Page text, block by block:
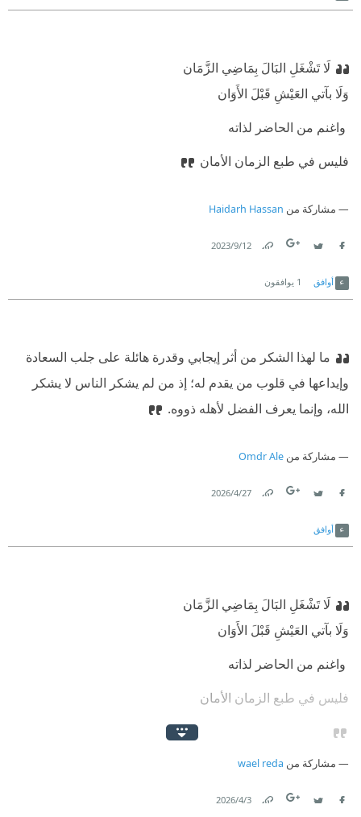
لَا تَشْغَلِ البَالَ بِمَاضِي الزَّمَان
‫وَلَا بآتي العَيْشِ قَبْلَ الأَوَان
‫ واغنم من الحاضر لذاته
‫فليس في طبع الزمان الأمان
مشاركة من Haidarh Hassan
12‏/9‏/2023
أوافق 1 يوافقون
ما لهذا الشكر من أثر إيجابي وقدرة هائلة على جلب السعادة
وإيداعها في قلوب من يقدم له؛ إذ من لم يشكر الناس لا يشكر
الله، وإنما يعرف الفضل لأهله ذووه.‏
مشاركة من Omdr Ale
27‏/4‏/2026
أوافق
لَا تَشْغَلِ البَالَ بِمَاضِي الزَّمَان
‫وَلَا بآتي العَيْشِ قَبْلَ الأَوَان
‫ واغنم من الحاضر لذاته
‫فليس في طبع الزمان الأمان
مشاركة من wael reda
3‏/4‏/2026